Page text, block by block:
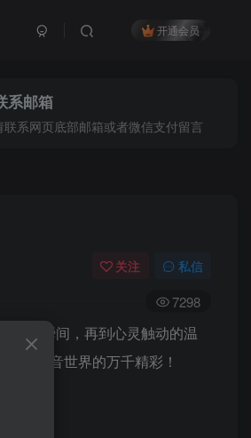
开通会员
系邮箱
系网页底部邮箱或者微信支付留言
关注 私信
7298
搞笑瞬间，再到心灵触动的温
索抖音世界的万千精彩！